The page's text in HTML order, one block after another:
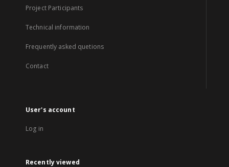
Project Participants
Technical information
Frequently asked quetions
Contact
User's account
Log in
Recently viewed